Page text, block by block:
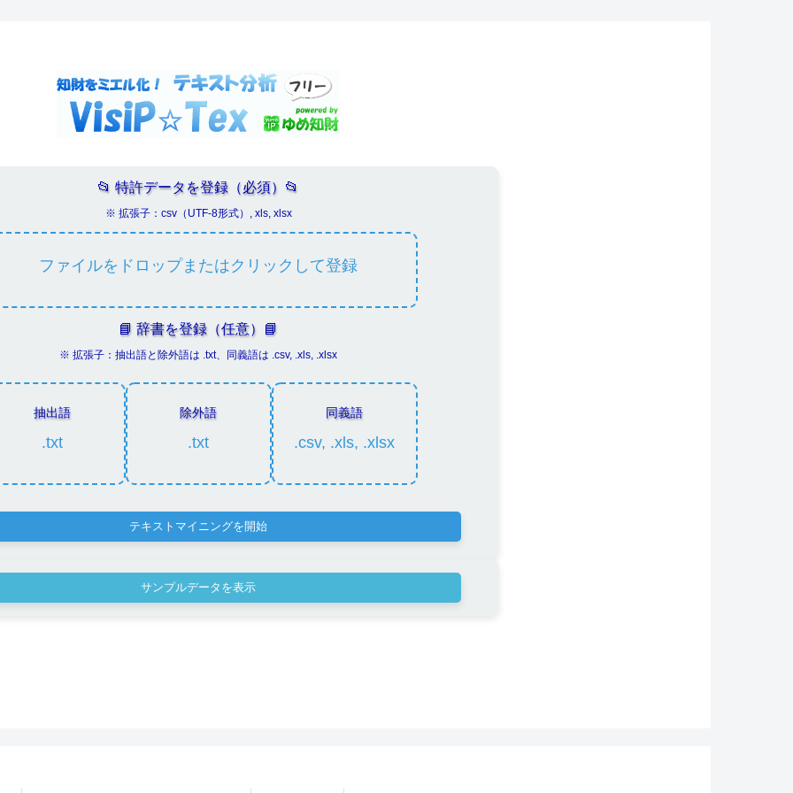
📂 特許データを登録（必須）📂
※ 拡張子：csv（UTF-8形式）, xls, xlsx
ファイルをドロップまたはクリックして登録
📘 辞書を登録（任意）📘
※ 拡張子：抽出語と除外語は .txt、同義語は .csv, .xls, .xlsx
抽出語
.txt
除外語
.txt
同義語
.csv, .xls, .xlsx
テキストマイニングを開始
サンプルデータを表示